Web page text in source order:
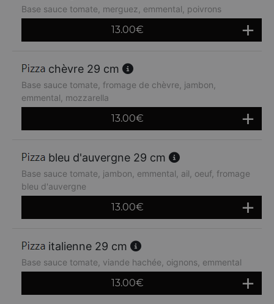
Base sauce tomate, merguez, emmental, poivrons
13.00€
chèvre 29 cm
Base sauce tomate, fromage de chèvre, jambon,
emmental, mozzarella
13.00€
bleu d'auvergne 29 cm
Base sauce tomate, jambon, emmental, ail, oeuf, fromage
bleu d'auvergne
13.00€
italienne 29 cm
Base sauce tomate, viande hachée, oignons, emmental
13.00€